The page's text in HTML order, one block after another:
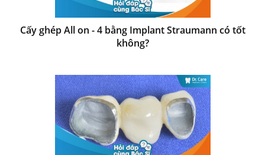
Cấy ghép All on - 4 bằng Implant Straumann có tốt
không?